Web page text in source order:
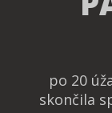
po 20
skončila